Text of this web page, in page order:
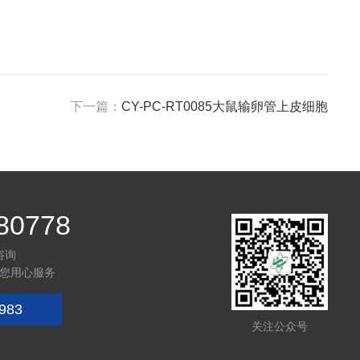
下一篇： CY-PC-RT0085大鼠输卵管上皮细胞
询
用心服务
关注公众号